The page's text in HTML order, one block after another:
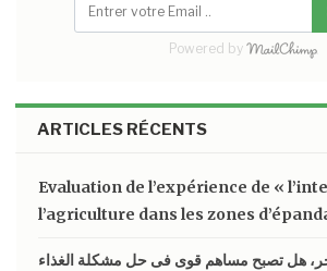
Powered by
ARTICLES RÉCENTS
Evaluation de l’expérience de «
l’agriculture dans les zones
هل تصبح مساهم قوى فى حل مشكلة الغذاء